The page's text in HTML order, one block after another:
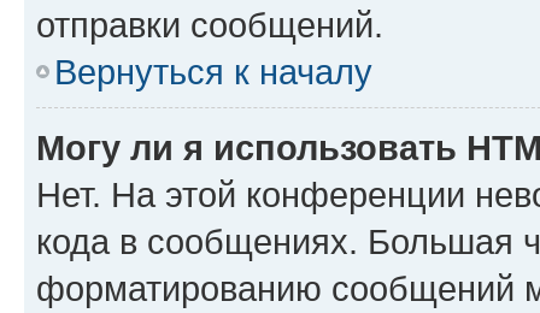
отправки сообщений.
Вернуться к началу
Могу ли я использовать
Нет. На этой конференции
кода в сообщениях. Большая
форматированию сообщений